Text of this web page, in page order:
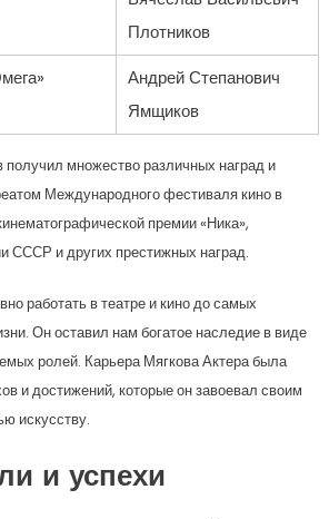
Плотников
Андрей Степанович
Ямщиков
множество различных наград и
Международного фестиваля кино в
премии «Ника»,
СССР и других престижных наград.
работать в театре и кино до самых
Он оставил нам богатое наследие в виде
ролей. Карьера Мягкова Актера была
и достижений, которые он завоевал своим
искусству.
и успехи